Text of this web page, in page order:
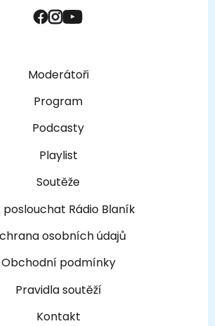
Moderátoři
Program
Podcasty
Playlist
Soutěže
poslouchat Rádio Blaník
osobních údajů
Obchodní podmínky
Pravidla soutěží
Kontakt